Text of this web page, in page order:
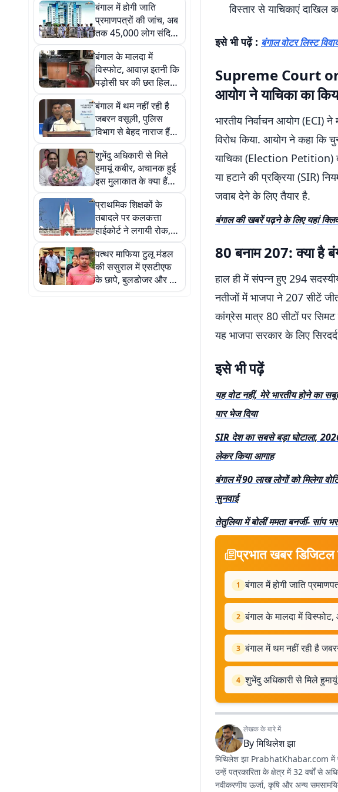
बंगाल में होगी जाति
प्रमाणपत्रों की जांच, अब
तक 45,000 लोग संदिग्ध
सूची में
बंगाल के मालदा में
विस्फोट, आवाज़ इतनी कि
पड़ोसी घर की छत हिल
गई, 7 लोग झुलसे
बंगाल में थम नहीं रही है
जबरन वसूली, पुलिस
विभाग से बेहद नाराज हैं
दिलीप घोष
शुभेंदु अधिकारी से मिले
हुमायूं कबीर, अचानक हुई
इस मुलाकात के क्या हैं
कारण
प्राथमिक शिक्षकों के
तबादले पर कलकत्ता
हाईकोर्ट ने लगायी रोक,
जानें नयी एसओपी पर कब
होगी सुनवाई
पत्थर माफिया टुलू मंडल
की ससुराल में एसटीएफ
के छापे, बुलडोजर और बम
निरोधक दस्ते के साथ की
विस्तार से याचिकाएं
इसे भी पढ़ें : बंगाल वोटर लिस्ट
Supreme Court
आयोग ने याचिका का
भारतीय निर्वाचन आयोग (ECI)
विरोध किया. आयोग ने कहा कि
याचिका (Election Petition)
या हटाने की प्रक्रिया (SIR)
जवाब देने के लिए तैयार है.
बंगाल की खबरें पढ़ने के लिए यहां
80 बनाम 207: क्या है
हाल ही में संपन्न हुए 294
नतीजों में भाजपा ने 207 सीटें
कांग्रेस मात्र 80 सीटों पर
यह भाजपा सरकार के लिए
इसे भी पढ़ें
यह वोट नहीं, मेरे भारतीय होने का
पार भेज दिया
SIR देश का सबसे बड़ा घोटाला, 2026
लेकर किया आगाह
बंगाल में 90 लाख लोगों को मिलेगा
सुनवाई
तेतुलिया में बोलीं ममता बनर्जी-
प्रभात खबर डिजिटल
1 बंगाल में होगी जाति
2 बंगाल के मालदा में
3 बंगाल में थम नहीं रही है
4 शुभेंदु अधिकारी से मिले
लेखक के बारे में
Byमिथिलेश झा
मिथिलेश झा PrabhatKhabar.com में
उन्हें पत्रकारिता के क्षेत्र में 32 वर्षों से
नवीकरणीय ऊर्जा, कृषि और अन्य